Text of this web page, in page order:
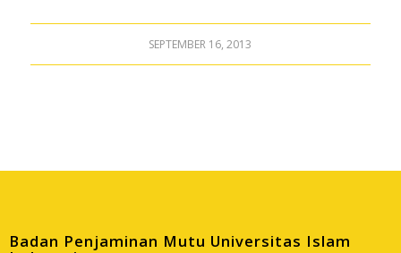
SEPTEMBER 16, 2013
Badan Penjaminan Mutu Universitas Islam